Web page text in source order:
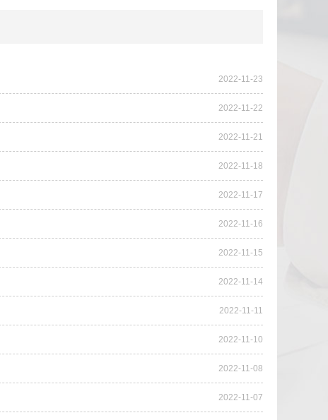
2022-11-23
2022-11-22
2022-11-21
2022-11-18
2022-11-17
2022-11-16
2022-11-15
2022-11-14
2022-11-11
2022-11-10
2022-11-08
2022-11-07